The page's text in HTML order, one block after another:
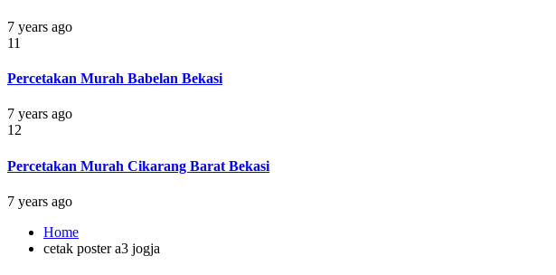
7 years ago
11
Percetakan Murah Babelan Bekasi
7 years ago
12
Percetakan Murah Cikarang Barat Bekasi
7 years ago
Home
cetak poster a3 jogja